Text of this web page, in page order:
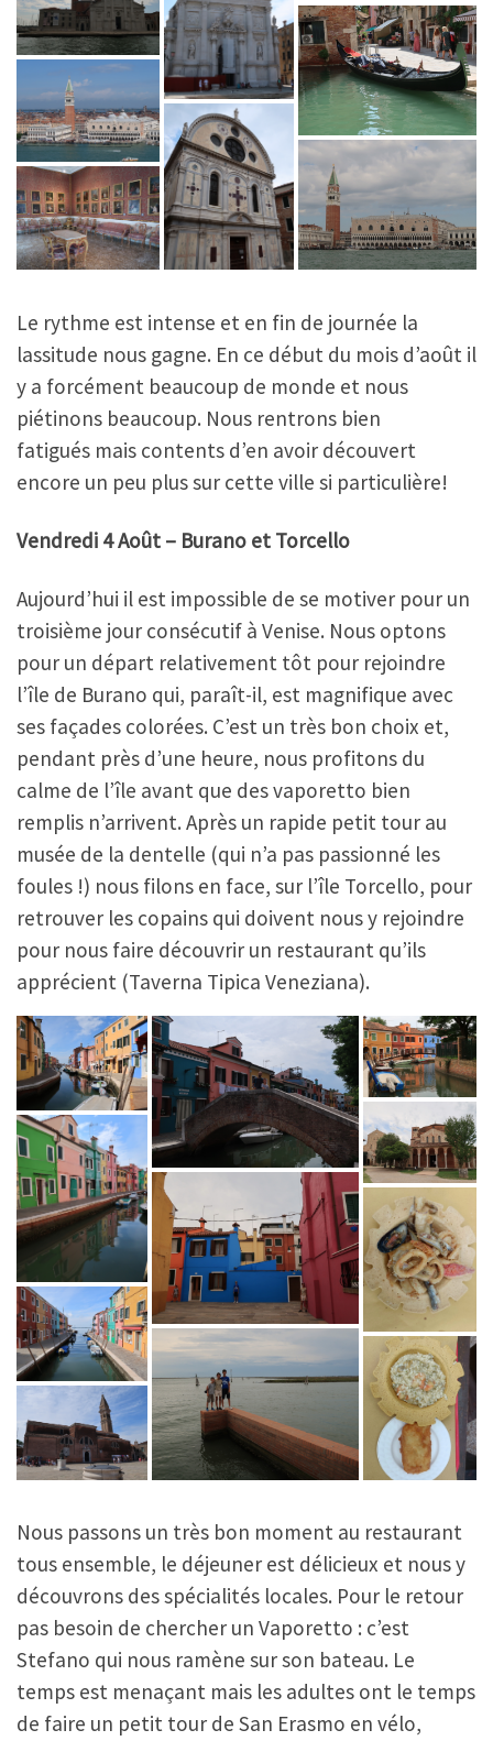
Le rythme est intense et en fin de journée la
lassitude nous gagne. En ce début du mois d’août il
y a forcément beaucoup de monde et nous
piétinons beaucoup. Nous rentrons bien
fatigués mais contents d’en avoir découvert
encore un peu plus sur cette ville si particulière!
Vendredi 4 Août – Burano et Torcello
Aujourd’hui il est impossible de se motiver pour un
troisième jour consécutif à Venise. Nous optons
pour un départ relativement tôt pour rejoindre
l’île de Burano qui, paraît-il, est magnifique avec
ses façades colorées. C’est un très bon choix et,
pendant près d’une heure, nous profitons du
calme de l’île avant que des vaporetto bien
remplis n’arrivent. Après un rapide petit tour au
musée de la dentelle (qui n’a pas passionné les
foules !) nous filons en face, sur l’île Torcello, pour
retrouver les copains qui doivent nous y rejoindre
pour nous faire découvrir un restaurant qu’ils
apprécient (Taverna Tipica Veneziana).
Nous passons un très bon moment au restaurant
tous ensemble, le déjeuner est délicieux et nous y
découvrons des spécialités locales. Pour le retour
pas besoin de chercher un Vaporetto : c’est
Stefano qui nous ramène sur son bateau. Le
temps est menaçant mais les adultes ont le temps
de faire un petit tour de San Erasmo en vélo,